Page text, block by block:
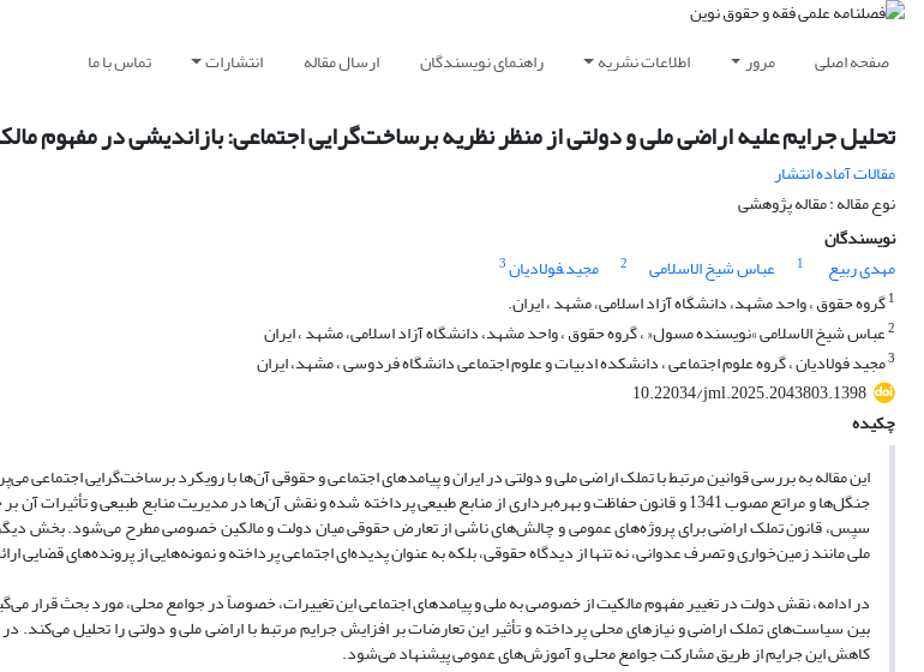
صفحه اصلی مرور اطلاعات نشریه راهنمای نویسندگان ارسال مقاله انتشارات تماس با ما
تحلیل جرایم علیه اراضی ملی و دولتی از منظر نظریه برساخت‌گرایی اجتماعی: بازاندیشی در مفهوم
مقالات آماده انتشار
نوع مقاله : مقاله پژوهشی
نویسندگان
مهدی ربیع
1 عباس شیخ الاسلامی 2 مجید ّفولادیان3
1گروه حقوق ، واحد مشهد، دانشگاه آزاد اسلامی، مشهد ، ایران.
2عباس شیخ الاسلامی »نویسنده مسول« ، گروه حقوق ، واحد مشهد، دانشگاه آزاد اسلامی، مشهد ، ایران
3مجید فولادیان ، گروه علوم اجتماعی ، دانشکده ادبیات و علوم اجتماعی دانشگاه فردوسی ، مشهد، ایران
10.22034/jml.2025.2043803.1398
چکیده
این مقاله به بررسی قوانین مرتبط با تملک اراضی ملی و دولتی در ایران و پیامدهای اجتماعی و حقوقی آن‌ها با رویکرد برساخت‌گرایی اجتماعی
جنگل‌ها و مراتع مصوب 1341 و قانون حفاظت و بهره‌برداری از منابع طبیعی پرداخته شده و نقش آن‌ها در مدیریت منابع طبیعی و
سپس، قانون تملک اراضی برای پروژه‌های عمومی و چالش‌های ناشی از تعارض حقوقی میان دولت و مالکین خصوصی مطرح می‌شود. بخش
ملی مانند زمین‌خواری و تصرف عدوانی، نه تنها از دیدگاه حقوقی، بلکه به عنوان پدیده‌ای اجتماعی پرداخته و نمونه‌هایی از پرونده‌های قضایی
در ادامه، نقش دولت در تغییر مفهوم مالکیت از خصوصی به ملی و پیامدهای اجتماعی این تغییرات، خصوصاً در جوامع محلی، مورد بحث قرار
بین سیاست‌های تملک اراضی و نیازهای محلی پرداخته و تأثیر این تعارضات بر افزایش جرایم مرتبط با اراضی ملی و دولتی را تحلیل می‌کند. در
کاهش این جرایم از طریق مشارکت جوامع محلی و آموزش‌های عمومی پیشنهاد می‌شود.